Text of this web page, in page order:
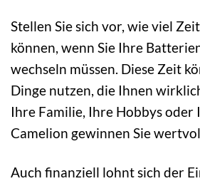
Stellen Sie sich vor, wie viel
können, wenn Sie Ihre
wechseln müssen. Diese Zeit
Dinge nutzen, die Ihnen
Ihre Familie, Ihre Hobbys
Camelion gewinnen Sie
Auch finanziell lohnt sich der